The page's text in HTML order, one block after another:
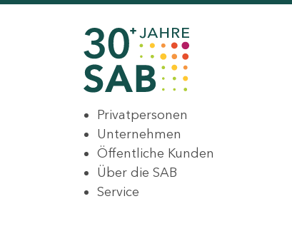
Privatpersonen
Unternehmen
Öffentliche Kunden
Über die SAB
Service